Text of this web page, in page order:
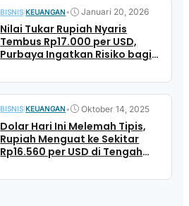
BISNIS |KEUANGAN• Januari 20, 2026
Nilai Tukar Rupiah Nyaris
Tembus Rp17.000 per USD,
Purbaya Ingatkan Risiko bagi
BISNIS KEUANGAN• Oktober 14, 2025
Dolar Hari Ini Melemah Tipis,
Rupiah Menguat ke Sekitar
Rp16.560 per USD di Tengah